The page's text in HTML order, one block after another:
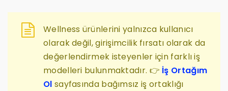
Wellness ürünlerini yalnızca kullanıcı
olarak değil, girişimcilik fırsatı olarak da
değerlendirmek isteyenler için farklı iş
modelleri bulunmaktadır. 👉 İş Ortağım
Ol sayfasında bağımsız iş ortaklığı